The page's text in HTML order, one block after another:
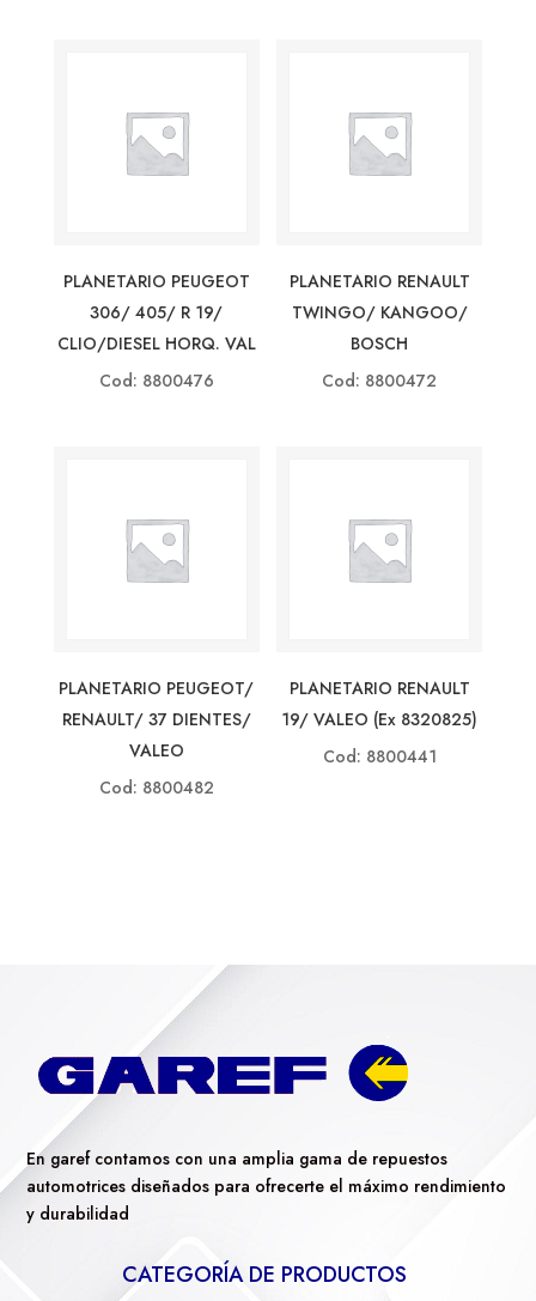
PLANETARIO PEUGEOT
306/ 405/ R 19/
CLIO/DIESEL HORQ. VAL
Cod: 8800476
PLANETARIO RENAULT
TWINGO/ KANGOO/
BOSCH
Cod: 8800472
PLANETARIO PEUGEOT/
RENAULT/ 37 DIENTES/
VALEO
Cod: 8800482
PLANETARIO RENAULT
19/ VALEO (ex 8320825)
Cod: 8800441
En garef contamos con una amplia gama de repuestos
automotrices diseñados para ofrecerte el máximo rendimiento
y durabilidad
CATEGORÍA DE PRODUCTOS